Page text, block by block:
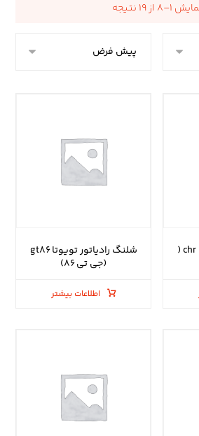
۱–۸ از ۱۹ نتیجه
شلنگ رادیاتور تویوتا chr (
شلنگ رادیاتور تویوتا gt۸۶
(جی تی ۸۶)
اطلاعات بیشتر